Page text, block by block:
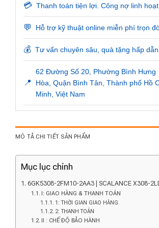
💳 Thanh toán tiện lợi. Công nợ linh hoạt
💬 Hỗ trợ kỹ thuật online miễn phí trọn
💰 Tư vấn chuyên sâu, quà tặng hấp dẫn
📍
62 Đường Số 20, Phường Bình Hưng
Hòa, Quận Bình Tân, Thành phố Hồ
Minh, Việt Nam
MÔ TẢ CHI TIẾT SẢN PHẨM
Mục lục chính
6GK5308-2FM10-2AA3 | SCALANCE X308-
I: GIAO HÀNG & THANH TOÁN
1: THỜI GIAN GIAO HÀNG
2: THANH TOÁN
II : CHẾ ĐỘ BẢO HÀNH